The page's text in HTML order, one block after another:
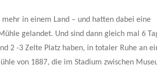
in einem Land – und hatten dabei eine
gelandet. Und sind dann gleich mal 6
2 -3 Zelte Platz haben, in totaler Ruhe an
von 1887, die im Stadium zwischen